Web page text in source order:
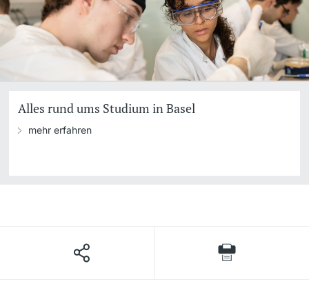
Alles rund ums Studium in Basel
mehr erfahren